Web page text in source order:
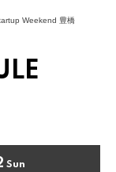
Weekend 豊橋
Sun